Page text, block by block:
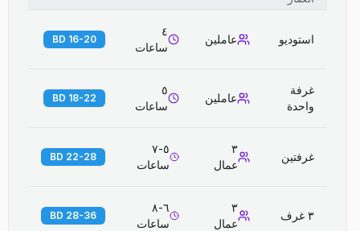
استوديو عاملين
٤
ساعات
16-20 BD
غرفة
واحدة
عاملين
٥
ساعات
18-22 BD
غرفتين
٣
عمال
٥-٧
ساعات
22-28 BD
٣ غرف
٣
عمال
٦-٨
ساعات
28-36 BD